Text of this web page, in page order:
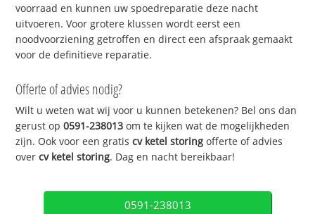
voorraad en kunnen uw spoedreparatie deze nacht
uitvoeren. Voor grotere klussen wordt eerst een
noodvoorziening getroffen en direct een afspraak gemaakt
voor de definitieve reparatie.
Offerte of advies nodig?
Wilt u weten wat wij voor u kunnen betekenen? Bel ons dan
gerust op0591-238013 om te kijken wat de mogelijkheden
zijn. Ook voor een gratiscv ketel storing offerte of advies
overcv ketel storing. Dag en nacht bereikbaar!
0591-238013